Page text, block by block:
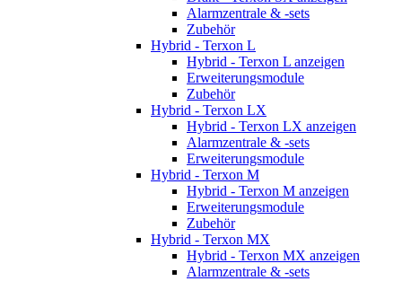
Alarmzentrale & -sets
Zubehör
Hybrid - Terxon L
Hybrid - Terxon L anzeigen
Erweiterungsmodule
Zubehör
Hybrid - Terxon LX
Hybrid - Terxon LX anzeigen
Alarmzentrale & -sets
Erweiterungsmodule
Hybrid - Terxon M
Hybrid - Terxon M anzeigen
Erweiterungsmodule
Zubehör
Hybrid - Terxon MX
Hybrid - Terxon MX anzeigen
Alarmzentrale & -sets